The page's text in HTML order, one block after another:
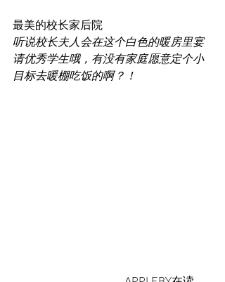
最美的校长家后院
听说校长夫人会在这个白色的暖房里宴
请优秀学生哦，有没有家庭愿意定个小
目标去暖棚吃饭的啊？！